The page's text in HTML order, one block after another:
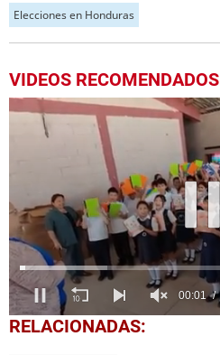
Elecciones en Honduras
VIDEOS RECOMENDADOS
0
seconds
RELACIONADAS: